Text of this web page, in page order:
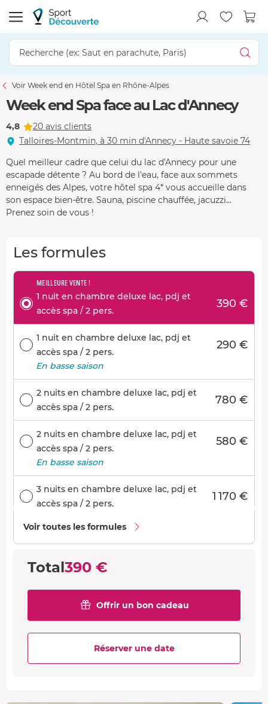
Voir Week end en Hôtel Spa en Rhône-Alpes
Week end Spa face au Lac d'Annecy
4,8
20 avis clients
Talloires-Montmin, à 30 min d'Annecy - Haute savoie 74
Quel meilleur cadre que celui du lac d'Annecy pour une
escapade détente ? Au bord de l'eau, face aux sommets
enneigés des Alpes, votre hôtel spa 4* vous accueille dans
son espace bien-être. Sauna, piscine chauffée, jacuzzi...
Prenez soin de vous !
Les formules
MEILLEURE VENTE !
1 nuit en chambre deluxe lac, pdj et
accès spa / 2 pers.
390 €
1 nuit en chambre deluxe lac, pdj et
accès spa / 2 pers.
290 €
En basse saison
2 nuits en chambre deluxe lac, pdj et
accès spa / 2 pers.
780 €
2 nuits en chambre deluxe lac, pdj et
accès spa / 2 pers.
580 €
En basse saison
3 nuits en chambre deluxe lac, pdj et
accès spa / 2 pers.
1 170 €
3 nuits en chambre deluxe lac, pdj et
accès spa / 2 pers.
Voir toutes les formules
Total390 €
Offrir un bon cadeau
Réserver une date